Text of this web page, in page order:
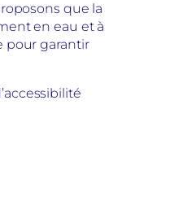
que la
en eau et à
pour garantir